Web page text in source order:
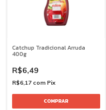
Catchup Tradicional Arruda
400g
R$6,49
R$6,17 com Pix